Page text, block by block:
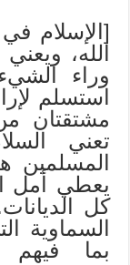
[الإسلام في
الله،
وراء
استسلم
مشتقتان
تعني
المسلمين
يعطي أمل
كل
السماوية
بما